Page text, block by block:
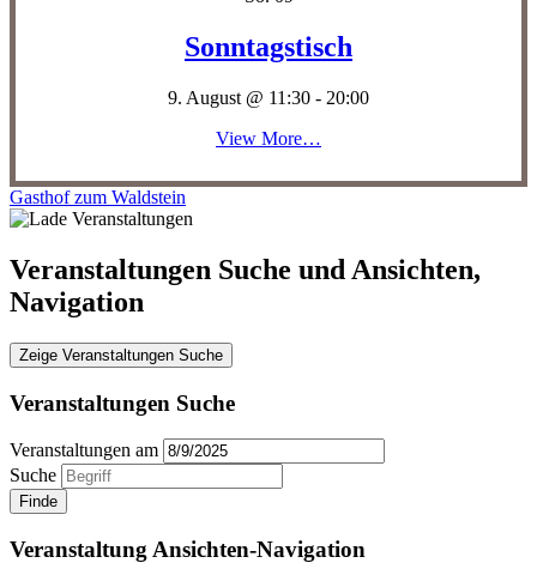
Sonntagstisch
9. August @ 11:30 - 20:00
View More…
Gasthof zum Waldstein
Veranstaltungen Suche und Ansichten,
Navigation
Zeige Veranstaltungen Suche
Veranstaltungen Suche
Veranstaltungen am
Suche
Veranstaltung Ansichten-Navigation